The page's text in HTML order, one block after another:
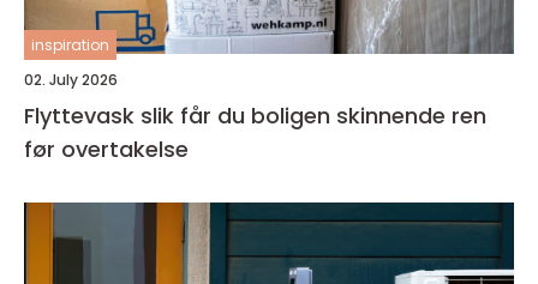
inspiration
02. July 2026
Flyttevask slik får du boligen skinnende ren
før overtakelse